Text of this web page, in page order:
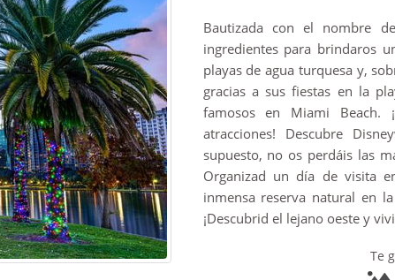
Bautizada con el nombre
ingredientes para brindaros
playas de agua turquesa y,
gracias a sus fiestas en la
famosos en Miami Beach.
atracciones! Descubre
supuesto, no os perdáis las
Organizad un día de visita
inmensa reserva natural en
¡Descubrid el lejano oeste y
Te